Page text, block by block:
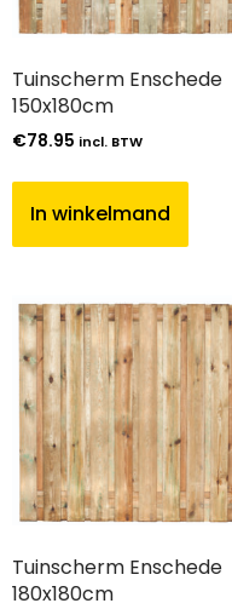
Tuinscherm Enschede
150x180cm
€78.95 incl. BTW
In winkelmand
Tuinscherm Enschede
180x180cm